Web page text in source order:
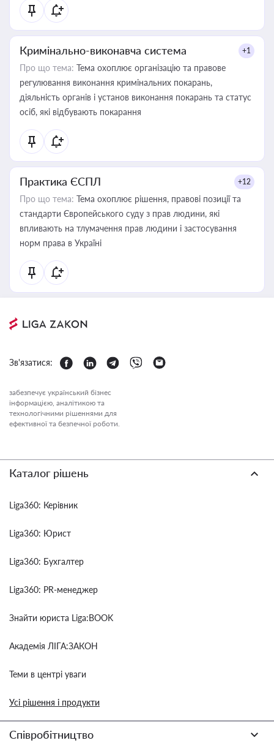
Кримінально-виконавча система +1
Про що тема: Тема охоплює організацію та правове
регулювання виконання кримінальних покарань,
діяльність органів і установ виконання покарань та статус
осіб, які відбувають покарання
Практика ЄСПЛ +12
Про що тема: Тема охоплює рішення, правові позиції та
стандарти Європейського суду з прав людини, які
впливають на тлумачення прав людини і застосування
норм права в Україні
Зв'язатися:
забезпечує український бізнес
інформацією, аналітикою та
технологічними рішеннями для
ефективної та безпечної роботи.
Каталог рішень
Liga360: Керівник
Liga360: Юрист
Liga360: Бухгалтер
Liga360: PR-менеджер
Знайти юриста Liga:BOOK
Академія ЛІГА:ЗАКОН
Теми в центрі уваги
Усі рішення і продукти
Співробітництво